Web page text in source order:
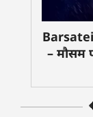
– मौसम